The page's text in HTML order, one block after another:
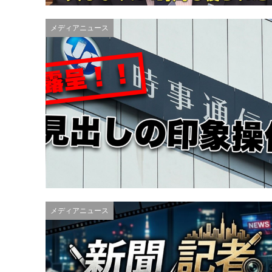
メディアニュース
メディアニュース